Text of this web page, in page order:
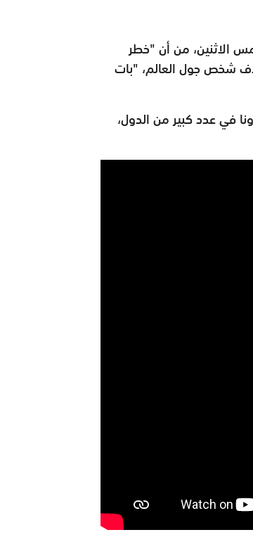
الاثنين، من أن "خطر
بسبب فيروس كورونا المستجد، الذي أصاب أكثر من 110 آلاف شخص جول العالم، "بات
في عدد كبير من الدول،